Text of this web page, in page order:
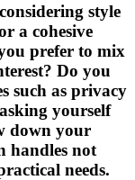
style
a cohesive
prefer to mix
Do you
such as privacy
yourself
down your
handles not
needs.